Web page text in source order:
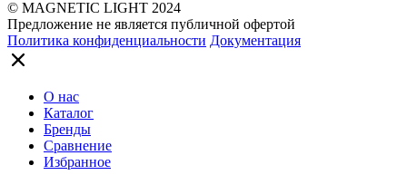
© MAGNETIC LIGHT 2024
Предложение не является публичной офертой
Политика конфиденциальности Документация
О нас
Каталог
Бренды
Сравнение
Избранное